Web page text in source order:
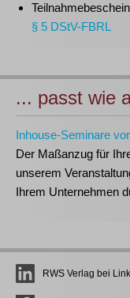
§ 5 DStV-FBRL
... passt wie
Inhouse-Seminare
Der Maßanzug für
unserem
Ihrem Unternehmen
RWS Verlag bei